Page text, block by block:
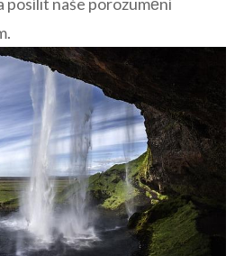
posílit naše porozumění‍